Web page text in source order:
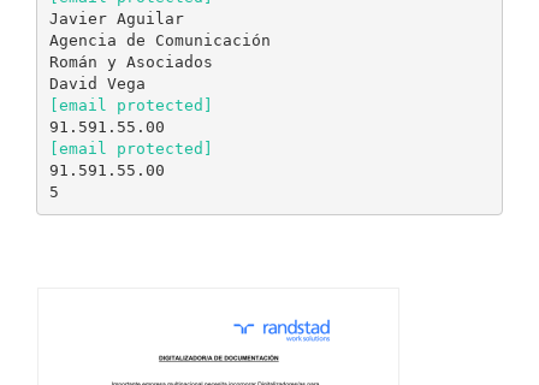
Javier Aguilar
Agencia de Comunicación
Román y Asociados
[email protected]
[email protected]
91.591.55.00